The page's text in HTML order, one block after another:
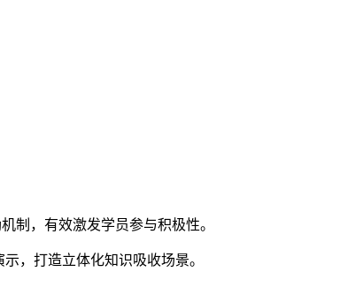
制，有效激发学员参与积极性。
，打造立体化知识吸收场景。